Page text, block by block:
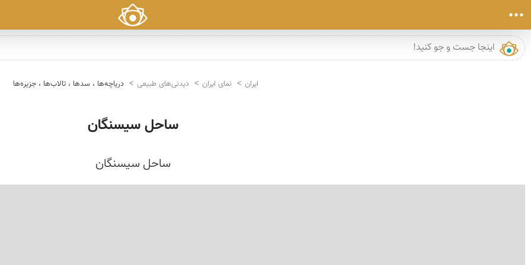
ایران نمای ایران دیدنی‌های طبیعی دریاچه‌ها ، سدها ، تالاب‌ها ، جزیره‌ها
ساحل سیسنگان
ساحل سیسنگان